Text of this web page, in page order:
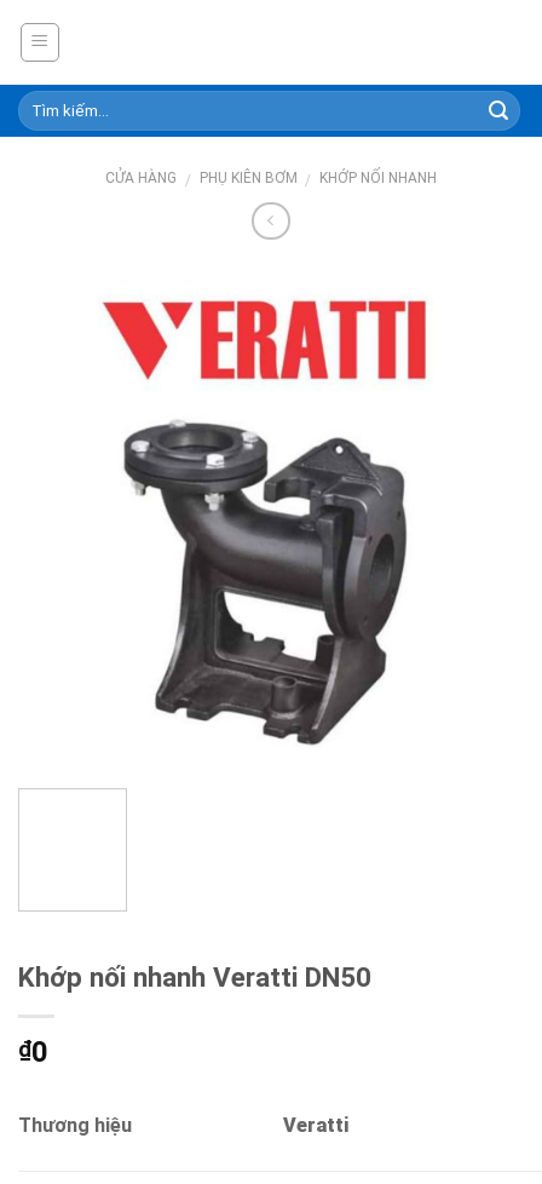
CỬA HÀNG / PHỤ KIÊN BƠM / KHỚP NỐI NHANH
Khớp nối nhanh Veratti DN50
₫0
Thương hiệu Veratti